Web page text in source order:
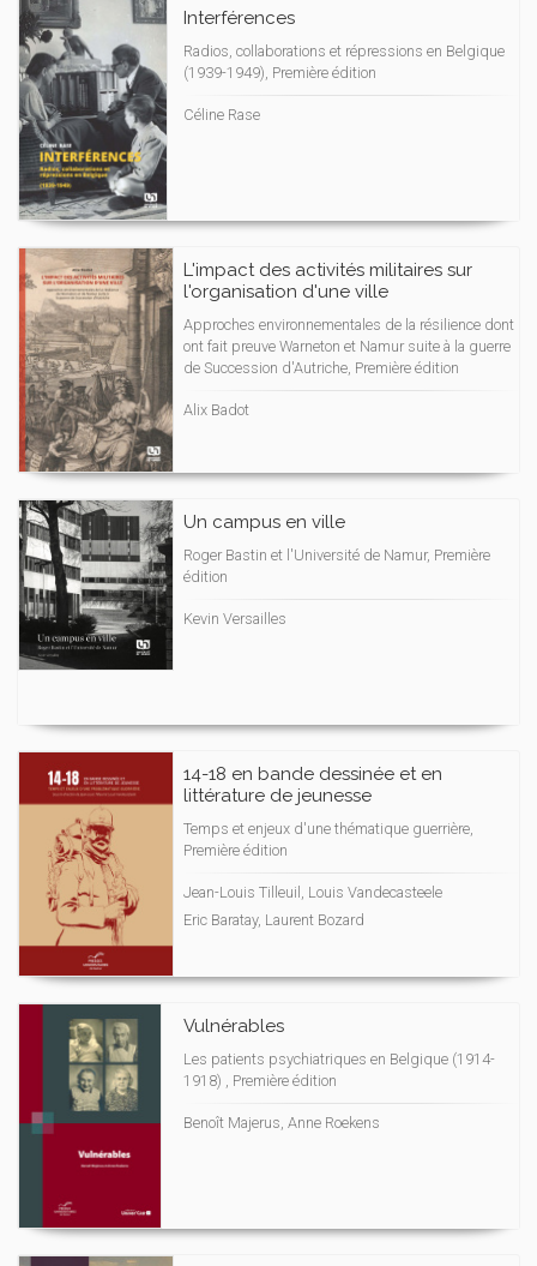
Interférences
Radios, collaborations et répressions en Belgique
(1939-1949), Première édition
Céline Rase
L'impact des activités militaires sur
l'organisation d'une ville
Approches environnementales de la résilience dont
ont fait preuve Warneton et Namur suite à la guerre
de Succession d'Autriche, Première édition
Alix Badot
Un campus en ville
Roger Bastin et l'Université de Namur, Première
édition
Kevin Versailles
14-18 en bande dessinée et en
littérature de jeunesse
Temps et enjeux d'une thématique guerrière,
Première édition
Jean-Louis Tilleuil, Louis Vandecasteele
Eric Baratay, Laurent Bozard
Vulnérables
Les patients psychiatriques en Belgique (1914-
1918) , Première édition
Benoît Majerus, Anne Roekens